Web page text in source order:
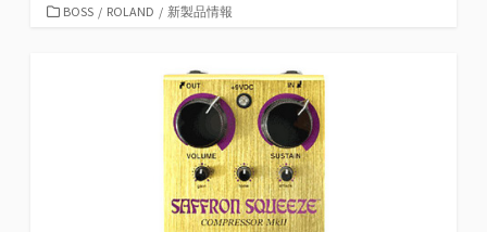
カBOSS / ROLAND / 新製品情報